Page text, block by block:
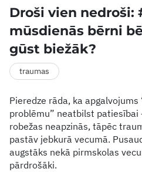
Droši vien nedroši:
mūsdienās bērni
gūst biežāk?
traumas
Pieredze rāda, ka
problēmu” neatbilst patiesībai
robežas neapzinās, tāpēc
pastāv jebkurā vecumā.
augstāks nekā pirmskolas
pārdrošāki.